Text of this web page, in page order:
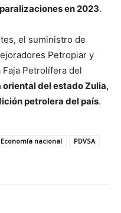
en 2023.
el suministro de
Petropiar y
Petrolífera del
oriental del estado Zulia,
petrolera del país.
Economía nacional
PDVSA